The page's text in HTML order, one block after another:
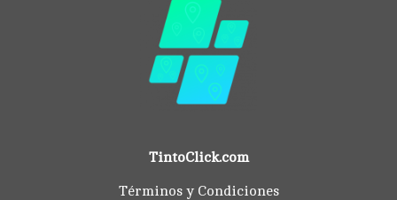
TintoClick.com
Términos y Condiciones